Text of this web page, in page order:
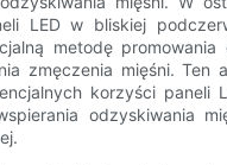
LED w bliskiej
metodę promowania
zmęczenia mięśni. Ten
korzyści paneli
odzyskiwania